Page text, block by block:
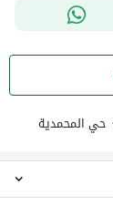
حي المحمدية